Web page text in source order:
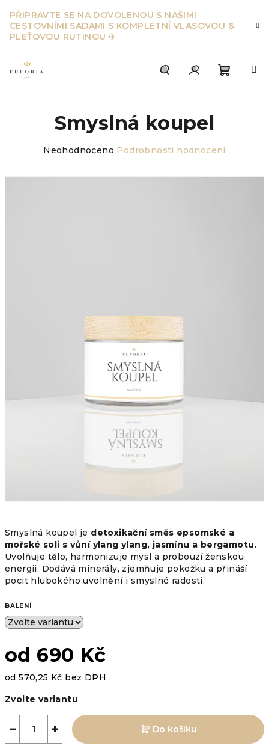
na
obsah
PŘIPRAVTE SE NA DOVOLENOU S NAŠIMI
CESTOVNÍMI SADAMI S KOMPLETNÍ VLASOVOU &
PLEŤOVOU RUTINOU ✈️
Smyslná koupel je detoxikační směs epsomské a
mořské soli s vůní ylang ylang, jasmínu a bergamotu.
Uvolňuje tělo, harmonizuje mysl a probouzí ženskou
energii. Dodává minerály, zjemňuje pokožku a přináší
pocit hlubokého uvolnění i smyslné radosti.
BALENÍ
od 690 Kč
od570,25 Kč bez DPH
cena:
Zvolte variantu
+
− Do košíku
Smyslná koupel
PrůměrnéNeohodnoceno Podrobnosti hodnocení